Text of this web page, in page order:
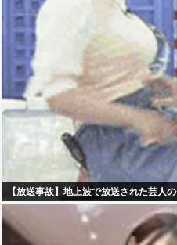
【放送事故】地上波で放送された芸人